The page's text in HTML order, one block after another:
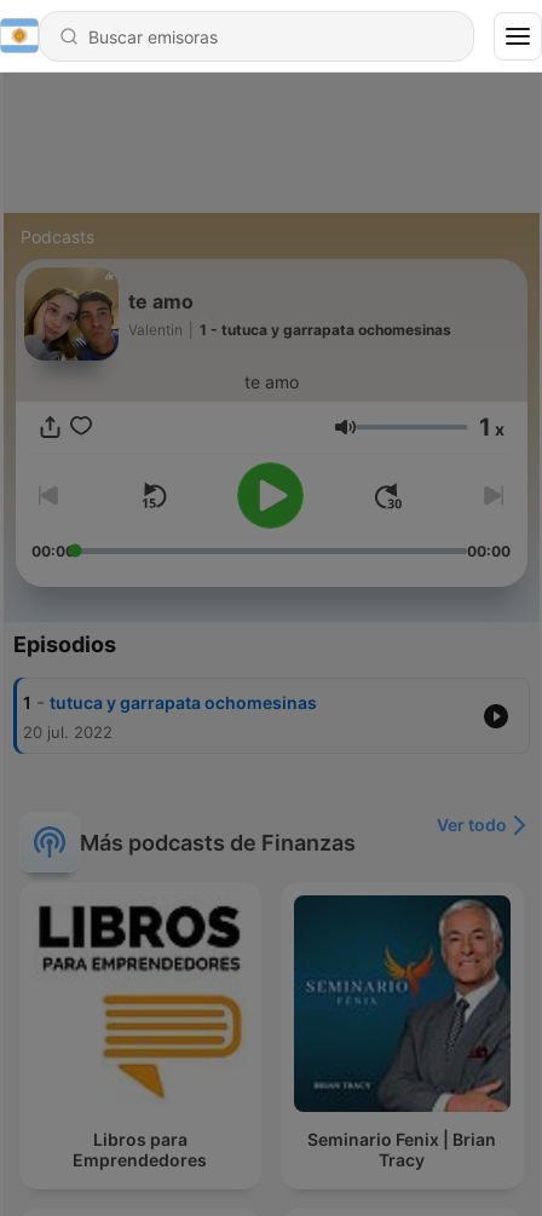
Podcasts
te amo
Valentin 1 - tutuca y garrapata ochomesinas
te amo
Volumen 1 x
00:00 00:00
Episodios
1 - tutuca y garrapata ochomesinas
20 jul. 2022
Más podcasts de Finanzas
Ver todo
Libros para
Emprendedores
Seminario Fenix | Brian
Tracy